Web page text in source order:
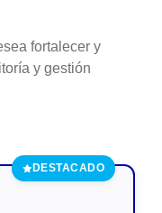
fortalecer y
y gestión
DESTACADO